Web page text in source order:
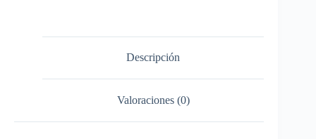
Descripción
Valoraciones (0)